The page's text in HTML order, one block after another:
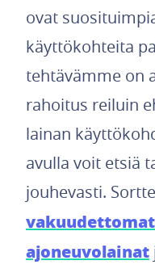
ovat
käyttökohteita
tehtävämme on
rahoitus reiluin
lainan
avulla voit etsiä
jouhevasti.
ajoneuvolainat